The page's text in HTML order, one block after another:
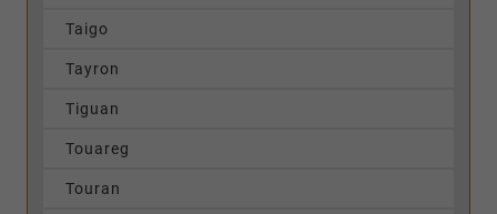
Taigo
Tayron
Tiguan
Touareg
Touran